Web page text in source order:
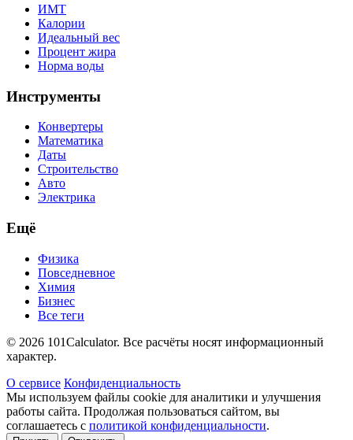
ИМТ
Калории
Идеальный вес
Процент жира
Норма воды
Инструменты
Конвертеры
Математика
Даты
Строительство
Авто
Электрика
Ещё
Физика
Повседневное
Химия
Бизнес
Все теги
© 2026 101Calculator. Все расчёты носят информационный
характер.
О сервисе Конфиденциальность
Мы используем файлы cookie для аналитики и улучшения
работы сайта. Продолжая пользоваться сайтом, вы
соглашаетесь с политикой конфиденциальности.